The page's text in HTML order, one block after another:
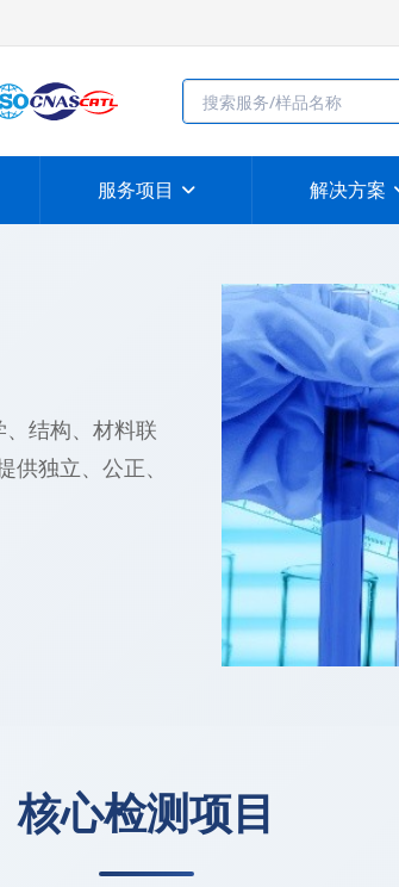
服务项目 解决方案
结构、材料联
独立、公正、
核心检测项目